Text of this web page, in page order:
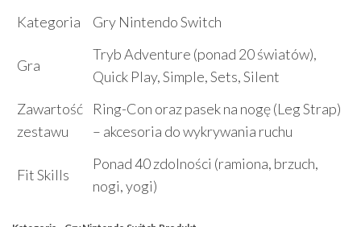
Kategoria
Gry Nintendo Switch
Gra
Tryb Adventure (ponad 20 światów),
Quick Play, Simple, Sets, Silent
Zawartość
zestawu
Ring-Con oraz pasek na nogę (Leg Strap)
– akcesoria do wykrywania ruchu
Fit Skills
Ponad 40 zdolności (ramiona, brzuch,
nogi, yogi)